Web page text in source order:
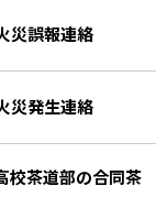
災誤報連絡
災発生連絡
校茶道部の合同茶